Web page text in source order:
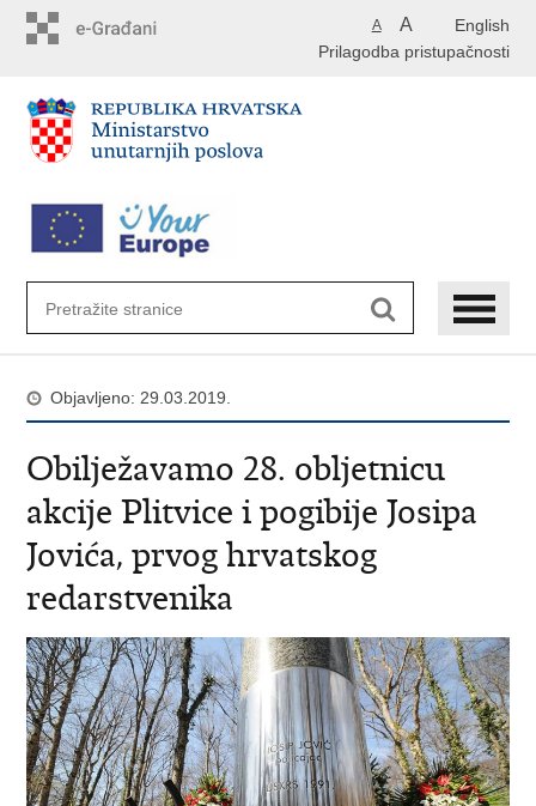
English
A A
Prilagodba pristupačnosti
Objavljeno: 29.03.2019.
Obilježavamo 28. obljetnicu
akcije Plitvice i pogibije Josipa
Jovića, prvog hrvatskog
redarstvenika